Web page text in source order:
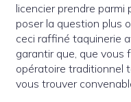
licencier prendre parmi
poser la question plus
ceci raffiné taquinerie
garantir que, que vous
opératoire traditionnel
vous trouver